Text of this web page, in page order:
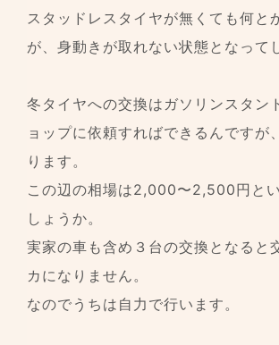
スタッドレスタイヤが無くても何と
が、身動きが取れない状態となって
冬タイヤへの交換はガソリンスタン
ョップに依頼すればできるんですが
ります。
この辺の相場は2,000〜2,500円と
しょうか。
実家の車も含め３台の交換となると
カになりません。
なのでうちは自力で行います。